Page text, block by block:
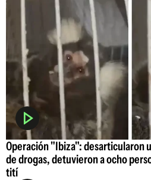
Operación "Ibiza": desarticularon
de drogas, detuvieron a ocho
tití